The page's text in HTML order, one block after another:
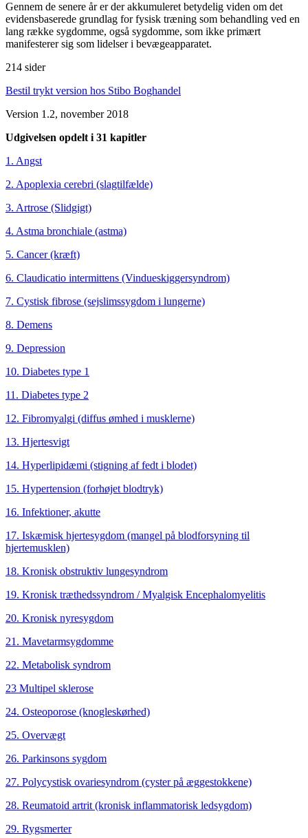
Gennem de senere år er der akkumuleret betydelig viden om det
evidensbaserede grundlag for fysisk træning som behandling ved en
lang række sygdomme, også sygdomme, som ikke primært
manifesterer sig som lidelser i bevægeapparatet.
214 sider
Bestil trykt version hos Stibo Boghandel
Version 1.2, november 2018
Udgivelsen opdelt i 31 kapitler
1. Angst
2. Apoplexia cerebri (slagtilfælde)
3. Artrose (Slidgigt)
4. Astma bronchiale (astma)
5. Cancer (kræft)
6. Claudicatio intermittens (Vindueskiggersyndrom)
7. Cystisk fibrose (sejslimssygdom i lungerne)
8. Demens
9. Depression
10. Diabetes type 1
11. Diabetes type 2
12. Fibromyalgi (diffus ømhed i musklerne)
13. Hjertesvigt
14. Hyperlipidæmi (stigning af fedt i blodet)
15. Hypertension (forhøjet blodtryk)
16. Infektioner, akutte
17. Iskæmisk hjertesygdom (mangel på blodforsyning til
hjertemusklen)
18. Kronisk obstruktiv lungesyndrom
19. Kronisk træthedssyndrom / Myalgisk Encephalomyelitis
20. Kronisk nyresygdom
21. Mavetarmsygdomme
22. Metabolisk syndrom
23 Multipel sklerose
24. Osteoporose (knogleskørhed)
25. Overvægt
26. Parkinsons sygdom
27. Polycystisk ovariesyndrom (cyster på æggestokkene)
28. Reumatoid artrit (kronisk inflammatorisk ledsygdom)
29. Rygsmerter